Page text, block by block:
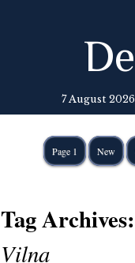
7 August 2026
Page 1 New
Tag Archives:
Vilna